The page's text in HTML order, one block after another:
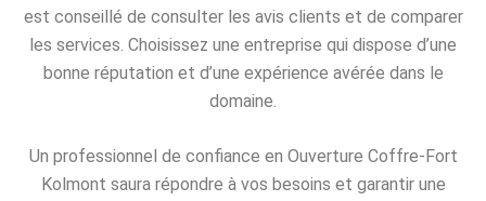
est conseillé de consulter les avis clients et de comparer
les services. Choisissez une entreprise qui dispose d’une
bonne réputation et d’une expérience avérée dans le
domaine.
Un professionnel de confiance en Ouverture Coffre-Fort
Kolmont saura répondre à vos besoins et garantir une